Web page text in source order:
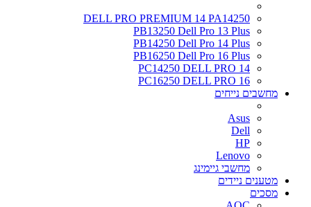
DELL PRO PREMIUM 14 PA14250
PB13250 Dell Pro 13 Plus
PB14250 Dell Pro 14 Plus
PB16250 Dell Pro 16 Plus
PC14250 DELL PRO 14
PC16250 DELL PRO 16
מחשבים נייחים
Asus
Dell
HP
Lenovo
מחשבי גיימינג
מטענים ניידים
מסכים